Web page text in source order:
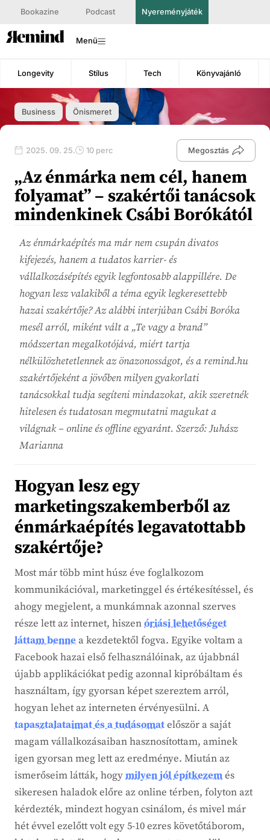
Bookazine Podcast Nyereményjáték
Menü
Longevity Stílus Tech Könyvajánló
Business Önismeret
2025. 09. 25. 10 perc Megosztás
„Az énmárka nem cél, hanem
folyamat” – szakértői tanácsok
mindenkinek Csábi Borókától
Az énmárkaépítés ma már nem csupán divatos
kifejezés, hanem a tudatos karrier- és
vállalkozásépítés egyik legfontosabb alappillére. De
hogyan lesz valakiből a téma egyik legkeresettebb
hazai szakértője? Az alábbi interjúban Csábi Boróka
mesél arról, miként vált a „Te vagy a brand”
módszertan megalkotójává, miért tartja
nélkülözhetetlennek az önazonosságot, és a remind.hu
szakértőjeként a jövőben milyen gyakorlati
tanácsokkal tudja segíteni mindazokat, akik szeretnék
hitelesen és tudatosan megmutatni magukat a
világnak – online és offline egyaránt. Szerző: Juhász
Marianna
Hogyan lesz egy
marketingszakemberből az
énmárkaépítés legavatottabb
szakértője?
Most már több mint húsz éve foglalkozom
kommunikációval, marketinggel és értékesítéssel, és
ahogy megjelent, a munkámnak azonnal szerves
része lett az internet, hiszenóriási lehetőséget
láttam bennea kezdetektől fogva. Egyike voltam a
Facebook hazai első felhasználóinak, az újabbnál
újabb applikációkat pedig azonnal kipróbáltam és
használtam, így gyorsan képet szereztem arról,
hogyan lehet az interneten érvényesülni. A
tapasztalataimat és a tudásomatelőször a saját
magam vállalkozásaiban hasznosítottam, aminek
igen gyorsan meg lett az eredménye. Miután az
ismerőseim látták, hogymilyen jól építkezemés
sikeresen haladok előre az online térben, folyton azt
kérdezték, mindezt hogyan csinálom, és mivel már
hét évvel ezelőtt volt egy 5-10 ezres követőtáborom,